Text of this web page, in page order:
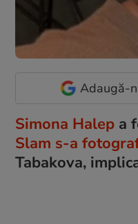
Adaugă-
Simona Halep a
Slam s-a
Tabakova,